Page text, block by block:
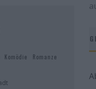
Komödie
Romanze